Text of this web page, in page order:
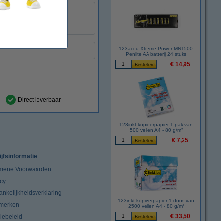
123inkt
Direct leverbaar
123accu Xtreme Power MN1500
Penlite AA batterij 24 stuks
€ 14,95
123inkt kopieerpapier 1 pak van
500 vellen A4 - 80 g/m²
€ 7,25
123inkt kopieerpapier 1 doos van
2500 vellen A4 - 80 g/m²
€ 33,50
Voorwaarden